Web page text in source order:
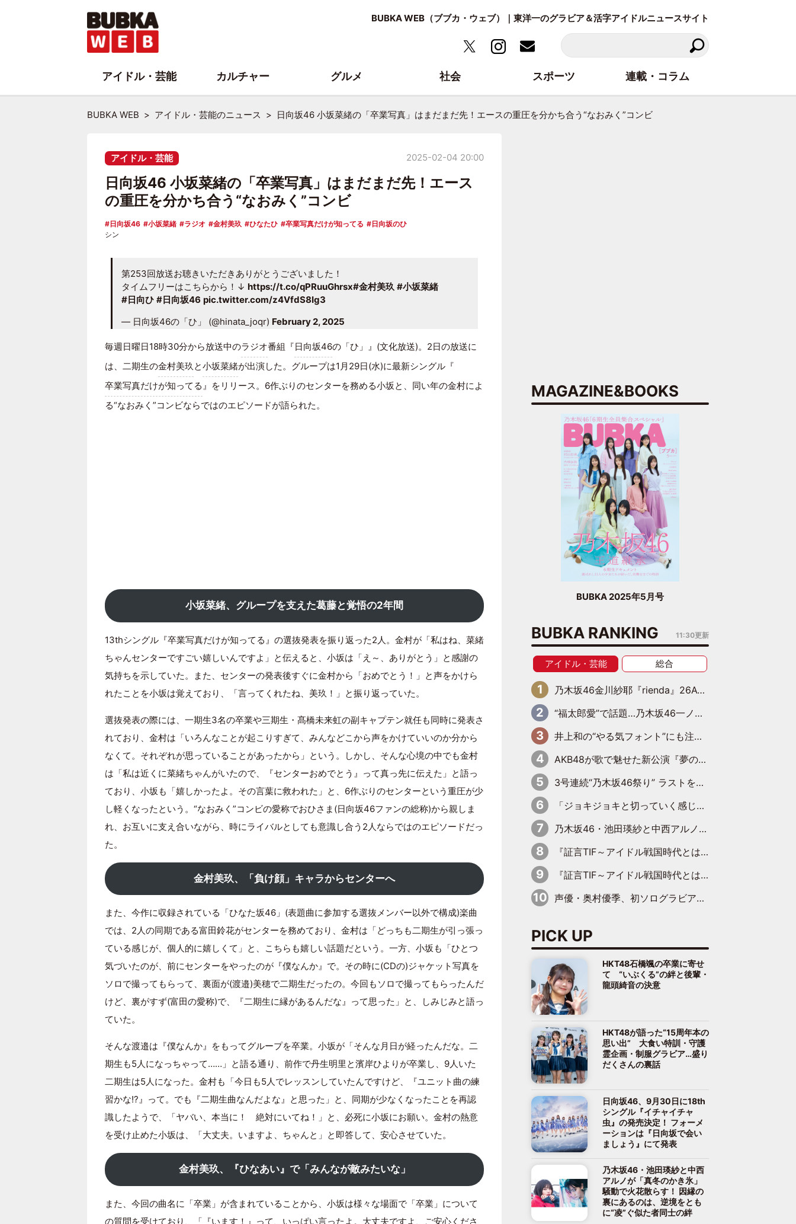
BUBKA WEB（ブブカ・ウェブ）｜東洋一のグラビア＆活字アイドルニュースサイト
BUBKA WEB アイドル・芸能のニュース 日向坂46 小坂菜緒の「卒業写真」はまだまだ先！エースの重圧を分かち合う“なおみく”コンビ
アイドル・芸能 2025-02-04 20:00
日向坂46 小坂菜緒の「卒業写真」はまだまだ先！エース
の重圧を分かち合う“なおみく”コンビ
日向坂46 小坂菜緒 ラジオ 金村美玖 ひなたひ 卒業写真だけが知ってる
日向坂のひ
シン
第253回放送お聴きいただきありがとうございました！
タイムフリーはこちらから！↓ https://t.co/qPRuuGhrsx#金村美玖 #小坂菜緒
#日向ひ #日向坂46 pic.twitter.com/z4VfdS8Ig3
— 日向坂46の「ひ」 (@hinata_joqr) February 2, 2025
毎週日曜日18時30分から放送中のラジオ番組『日向坂46の「ひ」』(文化放送)。2日の放送に
は、二期生の金村美玖と小坂菜緒が出演した。グループは1月29日(水)に最新シングル『
卒業写真だけが知ってる 』をリリース。6作ぶりのセンターを務める小坂と、同い年の金村によ
る“なおみく”コンビならではのエピソードが語られた。
小坂菜緒、グループを支えた葛藤と覚悟の2年間
13thシングル『卒業写真だけが知ってる』の選抜発表を振り返った2人。金村が「私はね、菜緒
ちゃんセンターですごい嬉しいんですよ」と伝えると、小坂は「え～、ありがとう」と感謝の
気持ちを示していた。また、センターの発表後すぐに金村から「おめでとう！」と声をかけら
れたことを小坂は覚えており、「言ってくれたね、美玖！」と振り返っていた。
選抜発表の際には、一期生3名の卒業や三期生・髙橋未来虹の副キャプテン就任も同時に発表さ
れており、金村は「いろんなことが起こりすぎて、みんなどこから声をかけていいのか分から
なくて。それぞれが思っていることがあったから」という。しかし、そんな心境の中でも金村
は「私は近くに菜緒ちゃんがいたので、『センターおめでとう』って真っ先に伝えた」と語っ
ており、小坂も「嬉しかったよ。その言葉に救われた」と、6作ぶりのセンターという重圧が少
し軽くなったという。“なおみく”コンビの愛称でおひさま(日向坂46ファンの総称)から親しま
れ、お互いに支え合いながら、時にライバルとしても意識し合う2人ならではのエピソードだっ
た。
金村美玖、「負け顔」キャラからセンターへ
また、今作に収録されている「ひなた坂46」(表題曲に参加する選抜メンバー以外で構成)楽曲
では、2人の同期である富田鈴花がセンターを務めており、金村は「どっちも二期生が引っ張っ
ている感じが、個人的に嬉しくて」と、こちらも嬉しい話題だという。一方、小坂も「ひとつ
気づいたのが、前にセンターをやったのが『僕なんか』で。その時に(CDの)ジャケット写真を
ソロで撮ってもらって、裏面が(渡邉)美穂で二期生だったの。今回もソロで撮ってもらったんだ
けど、裏がすず(富田の愛称)で、『二期生に縁があるんだな』って思った」と、しみじみと語っ
ていた。
そんな渡邉は『僕なんか』をもってグループを卒業。小坂が「そんな月日が経ったんだな。二
期生も5人になっちゃって……」と語る通り、前作で丹生明里と濱岸ひよりが卒業し、9人いた
二期生は5人になった。金村も「今日も5人でレッスンしていたんですけど、『ユニット曲の練
習かな!?』って。でも『二期生曲なんだよな』と思った」と、同期が少なくなったことを再認
識したようで、「ヤバい、本当に！ 絶対にいてね！」と、必死に小坂にお願い。金村の熱意
を受け止めた小坂は、「大丈夫。いますよ、ちゃんと」と即答して、安心させていた。
金村美玖、『ひなあい』で「みんなが敵みたいな」
また、今回の曲名に「卒業」が含まれていることから、小坂は様々な場面で「卒業」について
の質問を受けており、「『います！』って、いっぱい言ったよ。大丈夫ですよ、ご安心くださ
MAGAZINE&BOOKS
BUBKA 2025年5月号
BUBKA RANKING 11:30更新
アイドル・芸能 総合
乃木坂46金川紗耶『rienda』26AW LOOKモデルに就任
“福太郎愛”で話題…乃木坂46一ノ瀬美空、地元福岡『めんべい25周年トップサポーター』に就任
井上和の“やる気フォント”にも注目 乃木坂46が挑んだ書道パフォーマンスの舞台裏
AKB48が歌で魅せた新公演『夢のポップスター』 初日から全身全霊のステージ
3号連続“乃木坂46祭り” ラストを飾るのは賀喜遥香…5年ぶりの登場に「5年分大人になった私を見ていただけたら」
「ジョキジョキと切っていく感じ」STU48中村舞、新しい挑戦は自らの手で
乃木坂46・池田瑛紗と中西アルノが「真冬のかき氷」騒動で火花散らす！ 因縁の裏にあるのは、逆境をともに“凌”ぐ似た者同士の絆
『証言TIF～アイドル戦国時代とはなんだったのか～』第11回：私立恵比寿中学・真山りか×安本彩花「TIFで10年ぶりのキョンシーメイクをしたら、場を完全に引かせてしまって。時代が変わったんだなって」
『証言TIF～アイドル戦国時代とはなんだったのか～』第6回：でんぱ組.inc・古川未鈴×相沢梨紗「『ハロプロやりたかったな』って言ったら、夢眠ねむさんに『てめえはでんぱ組．incなんだよ！』って肩パンされて(笑)」
声優・奥村優季、初ソログラビアで初ソロ表紙を飾る！ 初めて見せる表情や、声優を志したきっかけなどを語った必読のインタビューを掲載
PICK UP
HKT48石橋颯の卒業に寄せ
て “いぶくる”の絆と後輩・
龍頭綺音の決意
HKT48が語った“15周年本の
思い出” 大食い特訓・守護
霊企画・制服グラビア…盛り
だくさんの裏話
日向坂46、9月30日に18th
シングル『イチャイチャ
虫』の発売決定！ フォーメ
ーションは『日向坂で会い
ましょう』にて発表
乃木坂46・池田瑛紗と中西
アルノが「真冬のかき氷」
騒動で火花散らす！ 因縁の
裏にあるのは、逆境をとも
に“凌”ぐ似た者同士の絆
アイドル・芸能 カルチャー グルメ 社会 スポーツ 連載・コラム